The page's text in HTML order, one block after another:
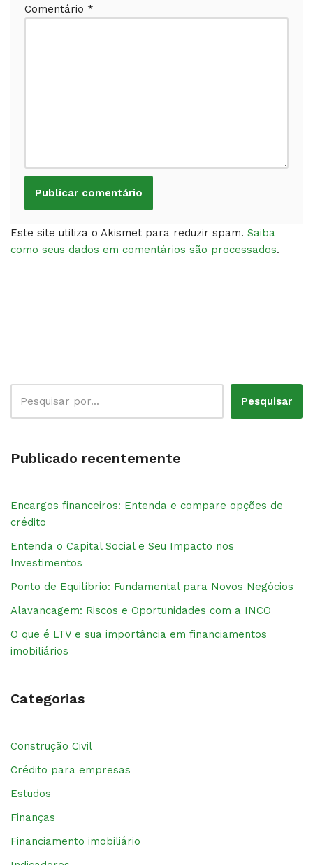
Comentário *
Este site utiliza o Akismet para reduzir spam. Saiba
como seus dados em comentários são processados.
Pesquisar
Publicado recentemente
Encargos financeiros: Entenda e compare opções de
crédito
Entenda o Capital Social e Seu Impacto nos
Investimentos
Ponto de Equilíbrio: Fundamental para Novos Negócios
Alavancagem: Riscos e Oportunidades com a INCO
O que é LTV e sua importância em financiamentos
imobiliários
Categorias
Construção Civil
Crédito para empresas
Estudos
Finanças
Financiamento imobiliário